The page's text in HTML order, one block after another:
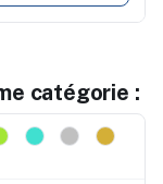
catégorie :